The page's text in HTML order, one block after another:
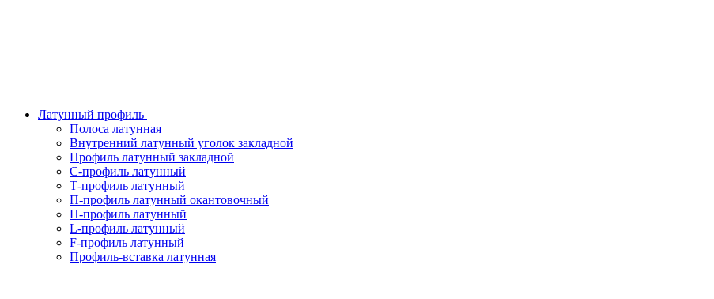
Латунный профиль
Полоса латунная
Внутренний латунный уголок закладной
Профиль латунный закладной
С-профиль латунный
Т-профиль латунный
П-профиль латунный окантовочный
П-профиль латунный
L-профиль латунный
F-профиль латунный
Профиль-вставка латунная